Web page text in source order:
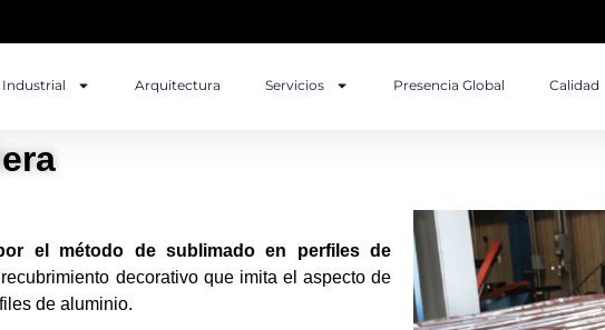
Industrial Arquitectura Servicios Presencia Global Calidad
el método de sublimado en perfiles de
decorativo que imita el aspecto de
de aluminio.